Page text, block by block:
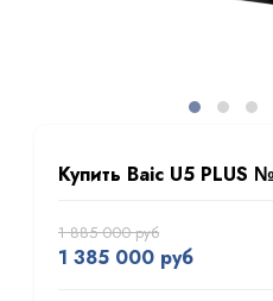
Купить Baic U5 PLUS
1 885 000 руб
1 385 000 руб